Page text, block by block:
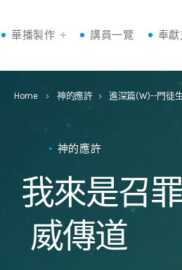
華播製作 講員一覽 奉
Home keyboard_arrow_right 神的應許 keyboard_arrow_right 進深篇(W)--門徒
神的應許
我來是召
威傳道